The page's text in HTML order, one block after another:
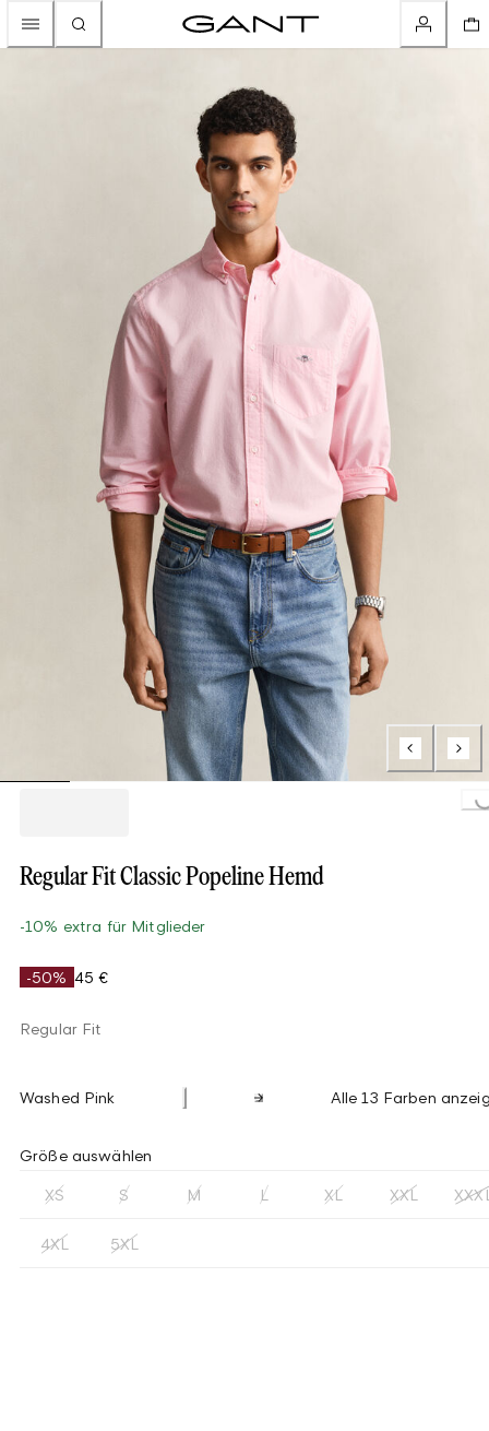
Loading...
Regular Fit Classic Popeline Hemd
-10% extra für Mitglieder
-50% 45 €
Regular Fit
Washed Pink Alle 13 Farben
Größe auswählen
XS S M L XL XXL
4XL 5XL